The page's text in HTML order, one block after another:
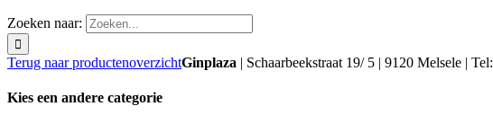
Zoeken naar:
Terug naar productenoverzicht
Kies een andere categorie
Ginplaza | Schaarbeekstraat 19/ 5 | 9120 Melsele | Tel: